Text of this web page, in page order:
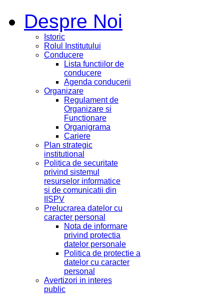
Despre Noi
Istoric
Rolul Institutului
Conducere
Lista functiilor de
conducere
Agenda conducerii
Organizare
Regulament de
Organizare si
Functionare
Organigrama
Cariere
Plan strategic
institutional
Politica de securitate
privind sistemul
resurselor informatice
si de comunicatii din
IISPV
Prelucrarea datelor cu
caracter personal
Nota de informare
privind protectia
datelor personale
Politica de protectie a
datelor cu caracter
personal
Avertizori in interes
public